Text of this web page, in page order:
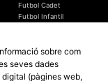
Futbol Cadet
Futbol Infantil
sobre com
seves dades
(pàgines web,